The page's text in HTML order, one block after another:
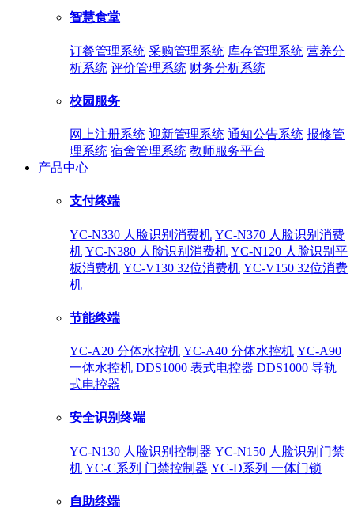
智慧食堂
订餐管理系统 采购管理系统 库存管理系统 营养分
析系统 评价管理系统 财务分析系统
校园服务
网上注册系统 迎新管理系统 通知公告系统 报修管
理系统 宿舍管理系统 教师服务平台
产品中心
支付终端
YC-N330 人脸识别消费机 YC-N370 人脸识别消费
机 YC-N380 人脸识别消费机 YC-N120 人脸识别平
板消费机 YC-V130 32位消费机 YC-V150 32位消费
机
节能终端
YC-A20 分体水控机 YC-A40 分体水控机 YC-A90
一体水控机 DDS1000 表式电控器 DDS1000 导轨
式电控器
安全识别终端
YC-N130 人脸识别控制器 YC-N150 人脸识别门禁
机 YC-C系列 门禁控制器 YC-D系列 一体门锁
自助终端